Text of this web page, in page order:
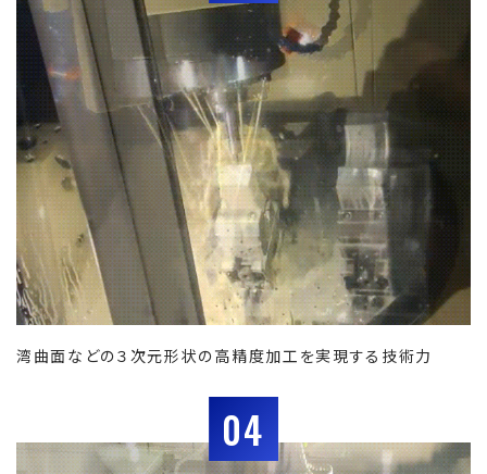
湾曲面などの３次元形状の高精度加工を実現する技術力
04